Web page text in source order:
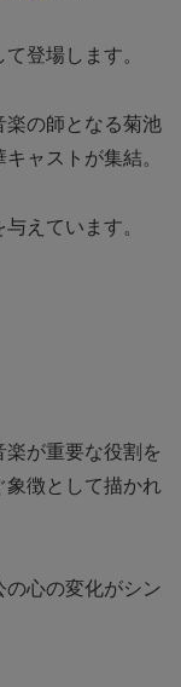
登場します。
楽の師となる菊池
ャストが集結。
えています。
が重要な役割を
象徴として描かれ
心の変化がシン